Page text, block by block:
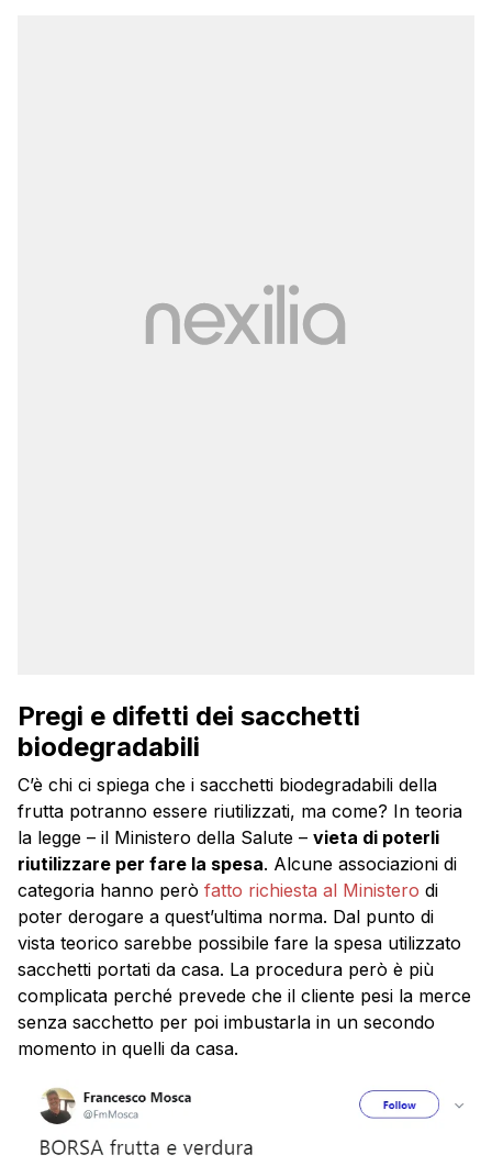
Pregi e difetti dei sacchetti
biodegradabili
C’è chi ci spiega che i sacchetti biodegradabili della
frutta potranno essere riutilizzati, ma come? In teoria
la legge – il Ministero della Salute – vieta di poterli
riutilizzare per fare la spesa. Alcune associazioni di
categoria hanno però fatto richiesta al Ministero di
poter derogare a quest’ultima norma. Dal punto di
vista teorico sarebbe possibile fare la spesa utilizzato
sacchetti portati da casa. La procedura però è più
complicata perché prevede che il cliente pesi la merce
senza sacchetto per poi imbustarla in un secondo
momento in quelli da casa.